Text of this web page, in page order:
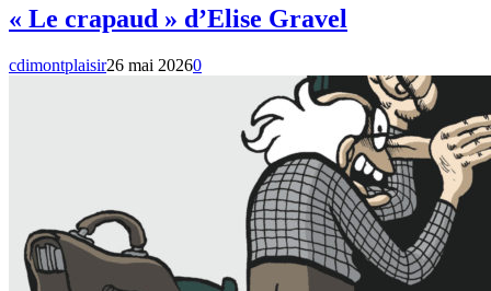
« Le crapaud » d’Elise Gravel
cdimontplaisir26 mai 20260